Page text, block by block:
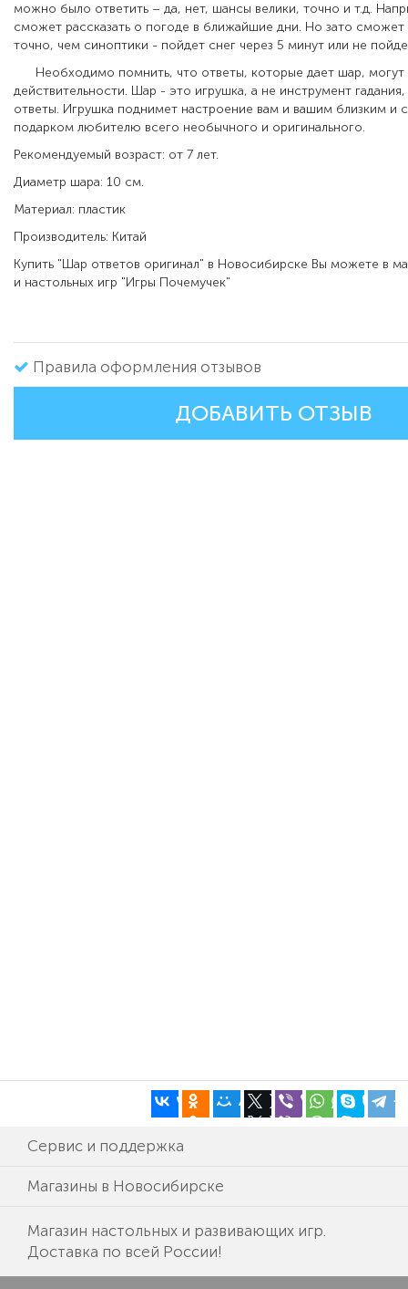
можно было ответить – да, нет, шансы велики, точно и т.д.
сможет рассказать о погоде в ближайшие дни. Но зато сможет
точно, чем синоптики - пойдет снег через 5 минут или не
Необходимо помнить, что ответы, которые дает шар, могут
действительности. Шар - это игрушка, а не инструмент
ответы. Игрушка поднимет настроение вам и вашим близким и
подарком любителю всего необычного и оригинального.
Рекомендуемый возраст: от 7 лет.
Диаметр шара: 10 см.
Материал: пластик
Производитель: Китай
Купить "Шар ответов оригинал" в Новосибирске Вы можете в
и настольных игр "Игры Почемучек"
Правила оформления отзывов
ДОБАВИТЬ ОТЗЫВ
Сервис и поддержка
Магазины в Новосибирске
Магазин настольных и развивающих игр.
Доставка по всей России!